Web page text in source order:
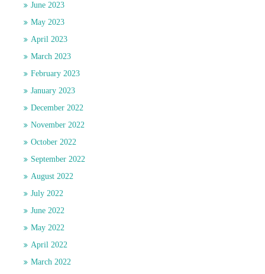
June 2023
May 2023
April 2023
March 2023
February 2023
January 2023
December 2022
November 2022
October 2022
September 2022
August 2022
July 2022
June 2022
May 2022
April 2022
March 2022